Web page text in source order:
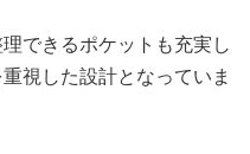
できるポケットも充実し
視した設計となっていま